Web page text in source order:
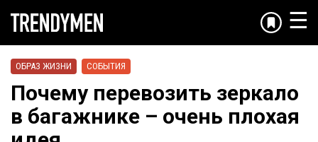
☰
ОБРАЗ ЖИЗНИ СОБЫТИЯ
Почему перевозить зеркало
в багажнике – очень плохая